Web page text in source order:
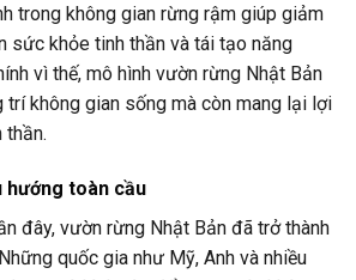
trong không gian rừng rậm giúp giảm
sức khỏe tinh thần và tái tạo năng
vì thế, mô hình vườn rừng Nhật Bản
trí không gian sống mà còn mang lại lợi
thần.
hướng toàn cầu
đây, vườn rừng Nhật Bản đã trở thành
quốc gia như Mỹ, Anh và nhiều